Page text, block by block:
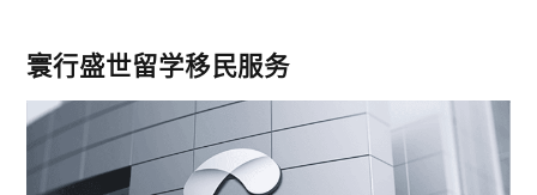
寰行盛世留学移民服务